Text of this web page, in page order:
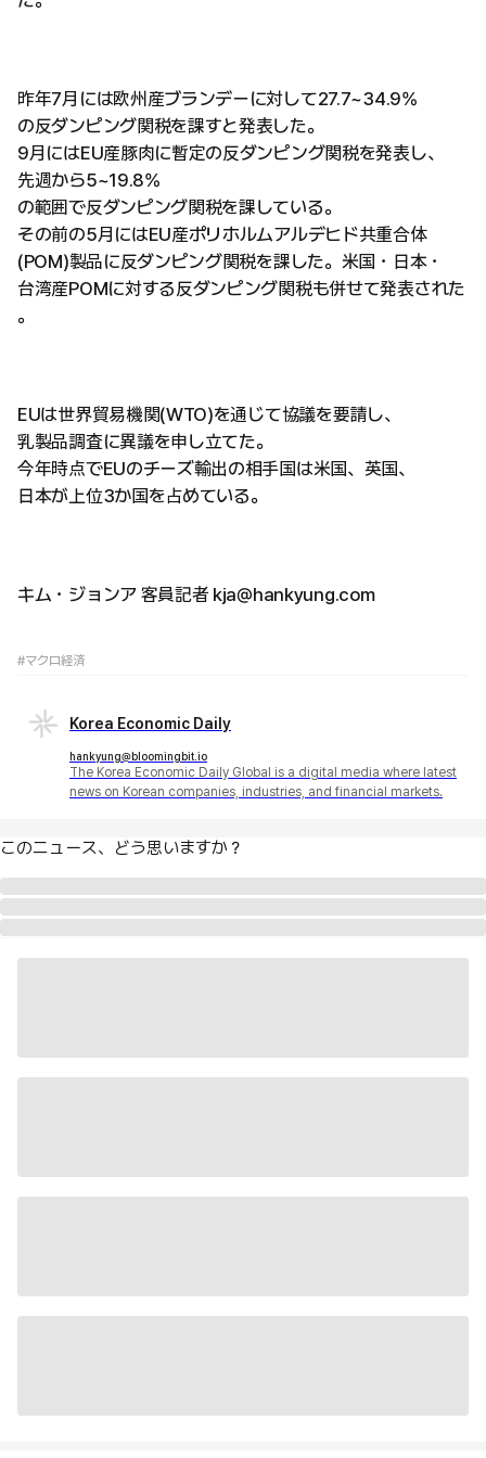
昨年7月には欧州産ブランデーに対して27.7~34.9%
の反ダンピング関税を課すと発表した。
9月にはEU産豚肉に暫定の反ダンピング関税を発表し、
先週から5~19.8%
の範囲で反ダンピング関税を課している。
その前の5月にはEU産ポリホルムアルデヒド共重合体
(POM)製品に反ダンピング関税を課した。米国・日本・
台湾産POMに対する反ダンピング関税も併せて発表された
。
EUは世界貿易機関(WTO)を通じて協議を要請し、
乳製品調査に異議を申し立てた。
今年時点でEUのチーズ輸出の相手国は米国、英国、
日本が上位3か国を占めている。
キム・ジョンア 客員記者 kja@hankyung.com
#マクロ経済
Korea Economic Daily
hankyung@bloomingbit.io
The Korea Economic Daily Global is a digital media where latest
news on Korean companies, industries, and financial markets.
このニュース、どう思いますか？